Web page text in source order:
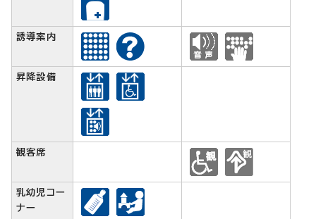
誘導案内
昇降設備
観客席
乳幼児コー
ナー